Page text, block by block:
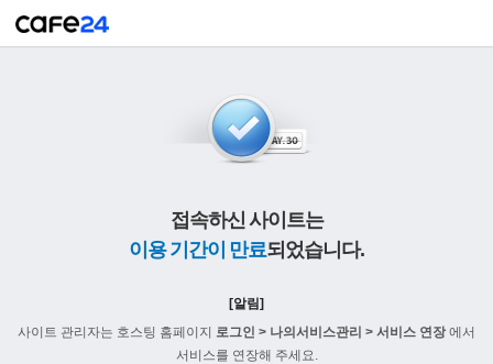
접속하신 사이트는
이용 기간이 만료되었습니다.
[알림]
사이트 관리자는 호스팅 홈페이지 로그인 > 나의서비스관리 > 서비스 연장에서
서비스를 연장해 주세요.